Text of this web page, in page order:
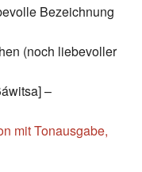
Bezeichnung
(noch liebevoller
–
mit Tonausgabe,